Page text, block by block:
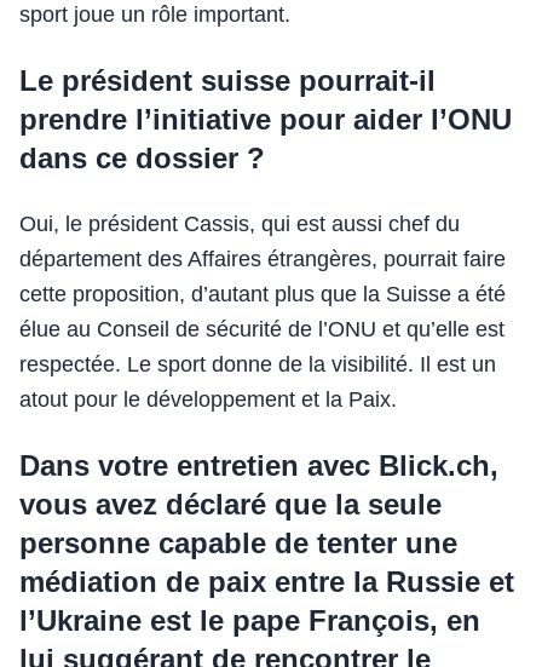
sport joue un rôle important.
Le président suisse pourrait-il
prendre l’initiative pour aider l’ONU
dans ce dossier ?
Oui, le président Cassis, qui est aussi chef du
département des Affaires étrangères, pourrait faire
cette proposition, d’autant plus que la Suisse a été
élue au Conseil de sécurité de l’ONU et qu’elle est
respectée. Le sport donne de la visibilité. Il est un
atout pour le développement et la Paix.
Dans votre entretien avec Blick.ch,
vous avez déclaré que la seule
personne capable de tenter une
médiation de paix entre la Russie et
l’Ukraine est le pape François, en
lui suggérant de rencontrer le